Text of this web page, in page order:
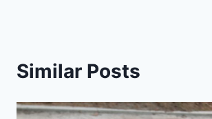
Similar Posts